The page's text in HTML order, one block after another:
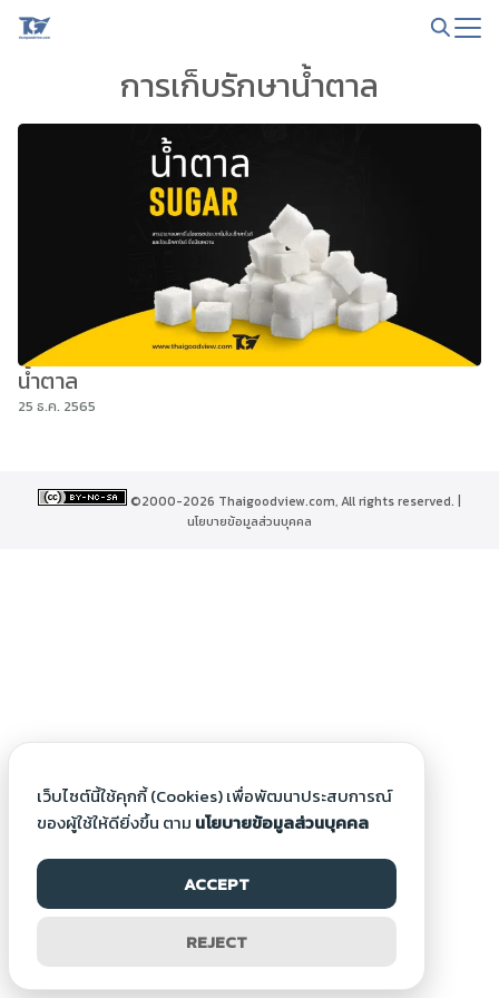
Skip
การเก็บรักษาน้ำตาล
น้ำตาล
25 ธ.ค. 2565
©2000-2026 Thaigoodview.com, All rights reserved. |
นโยบายข้อมูลส่วนบุคคล
เว็บไซต์นี้ใช้คุกกี้ (Cookies) เพื่อพัฒนาประสบการณ์
ของผู้ใช้ให้ดียิ่งขึ้น ตาม นโยบายข้อมูลส่วนบุคคล
ACCEPT
REJECT